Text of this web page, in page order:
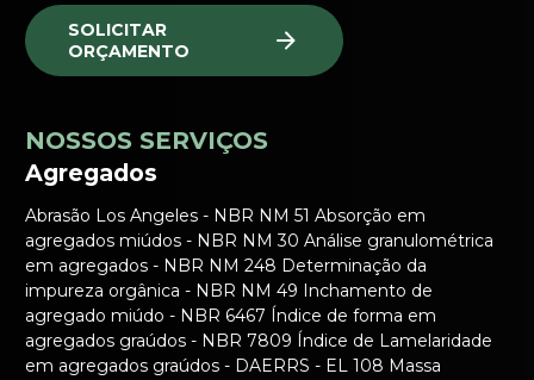
SOLICITAR
ORÇAMENTO
NOSSOS SERVIÇOS
Agregados
Abrasão Los Angeles - NBR NM 51 Absorção em
agregados miúdos - NBR NM 30 Análise granulométrica
em agregados - NBR NM 248 Determinação da
impureza orgânica - NBR NM 49 Inchamento de
agregado miúdo - NBR 6467 Índice de forma em
agregados graúdos - NBR 7809 Índice de Lamelaridade
em agregados graúdos - DAERRS - EL 108 Massa